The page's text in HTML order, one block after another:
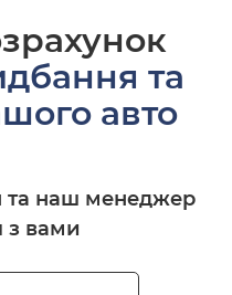
та
авто
та наш менеджер
з вами